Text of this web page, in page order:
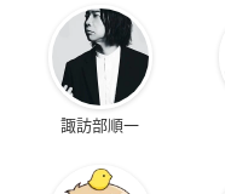
諏訪部順一